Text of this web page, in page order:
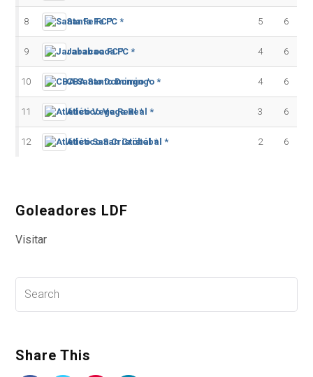
8 Santa Fe FC * 5 6
9 Jarabacoa FC * 4 6
10 CBA Santo Domingo * 4 6
11 Atlético Vega Real * 3 6
12 Atlético San Cristóbal * 2 6
Goleadores LDF
Visitar
Share This